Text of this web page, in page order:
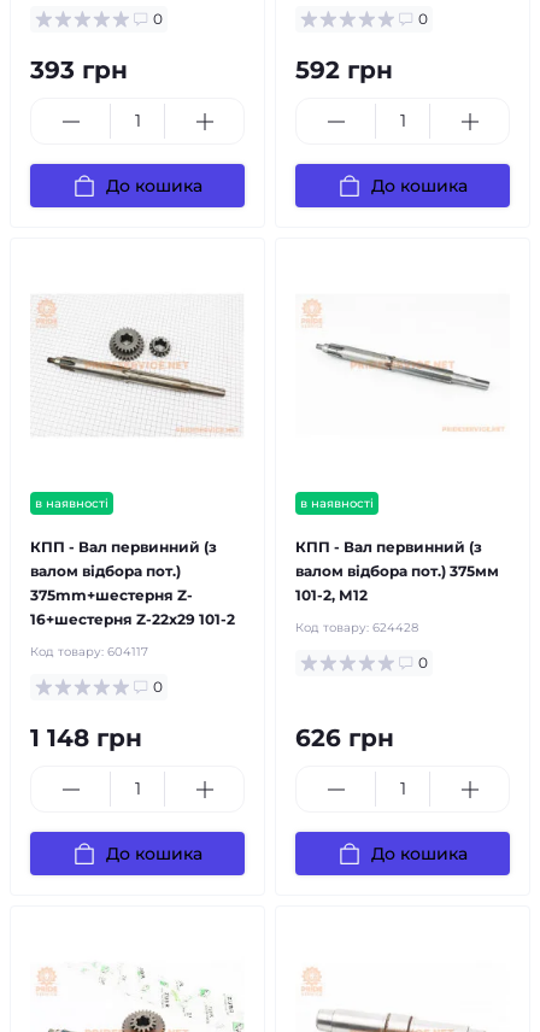
0
393 грн
До кошика
0
592 грн
До кошика
в наявності
КПП - Вал первинний (з
валом відбора пот.)
375mm+шестерня Z-
16+шестерня Z-22х29 101-2
Код товару: 604117
0
1 148 грн
До кошика
в наявності
КПП - Вал первинний (з
валом відбора пот.) 375мм
101-2, М12
Код товару: 624428
0
626 грн
До кошика